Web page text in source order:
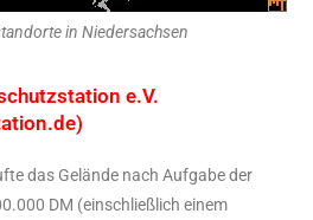
in Niedersachsen
e.V.
das Gelände nach Aufgabe der
DM (einschließlich einem